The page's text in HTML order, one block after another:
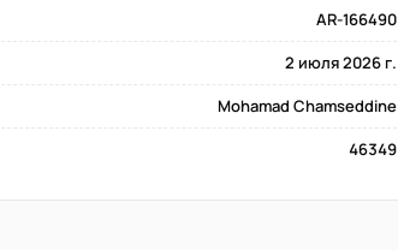
AR-166490
2 июля 2026 г.
Mohamad Chamseddine
46349